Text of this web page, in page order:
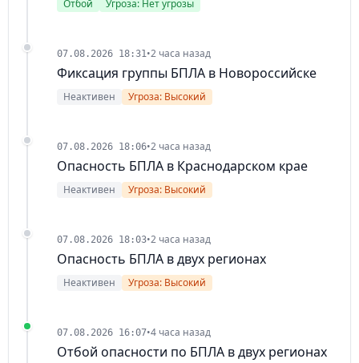
Отбой Угроза: Нет угрозы
07.08.2026 18:31•2 часа назад
Фиксация группы БПЛА в Новороссийске
Неактивен Угроза: Высокий
07.08.2026 18:06•2 часа назад
Опасность БПЛА в Краснодарском крае
Неактивен Угроза: Высокий
07.08.2026 18:03•2 часа назад
Опасность БПЛА в двух регионах
Неактивен Угроза: Высокий
07.08.2026 16:07•4 часа назад
Отбой опасности по БПЛА в двух регионах